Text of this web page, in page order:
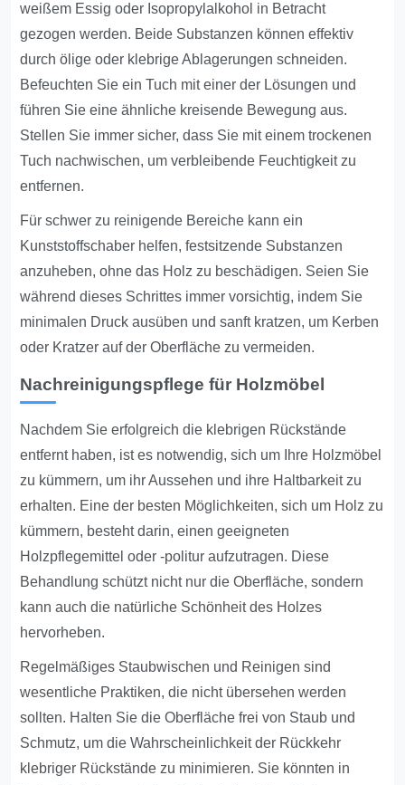
weißem Essig oder Isopropylalkohol in Betracht
gezogen werden. Beide Substanzen können effektiv
durch ölige oder klebrige Ablagerungen schneiden.
Befeuchten Sie ein Tuch mit einer der Lösungen und
führen Sie eine ähnliche kreisende Bewegung aus.
Stellen Sie immer sicher, dass Sie mit einem trockenen
Tuch nachwischen, um verbleibende Feuchtigkeit zu
entfernen.
Für schwer zu reinigende Bereiche kann ein
Kunststoffschaber helfen, festsitzende Substanzen
anzuheben, ohne das Holz zu beschädigen. Seien Sie
während dieses Schrittes immer vorsichtig, indem Sie
minimalen Druck ausüben und sanft kratzen, um Kerben
oder Kratzer auf der Oberfläche zu vermeiden.
Nachreinigungspflege für Holzmöbel
Nachdem Sie erfolgreich die klebrigen Rückstände
entfernt haben, ist es notwendig, sich um Ihre Holzmöbel
zu kümmern, um ihr Aussehen und ihre Haltbarkeit zu
erhalten. Eine der besten Möglichkeiten, sich um Holz zu
kümmern, besteht darin, einen geeigneten
Holzpflegemittel oder -politur aufzutragen. Diese
Behandlung schützt nicht nur die Oberfläche, sondern
kann auch die natürliche Schönheit des Holzes
hervorheben.
Regelmäßiges Staubwischen und Reinigen sind
wesentliche Praktiken, die nicht übersehen werden
sollten. Halten Sie die Oberfläche frei von Staub und
Schmutz, um die Wahrscheinlichkeit der Rückkehr
klebriger Rückstände zu minimieren. Sie könnten in